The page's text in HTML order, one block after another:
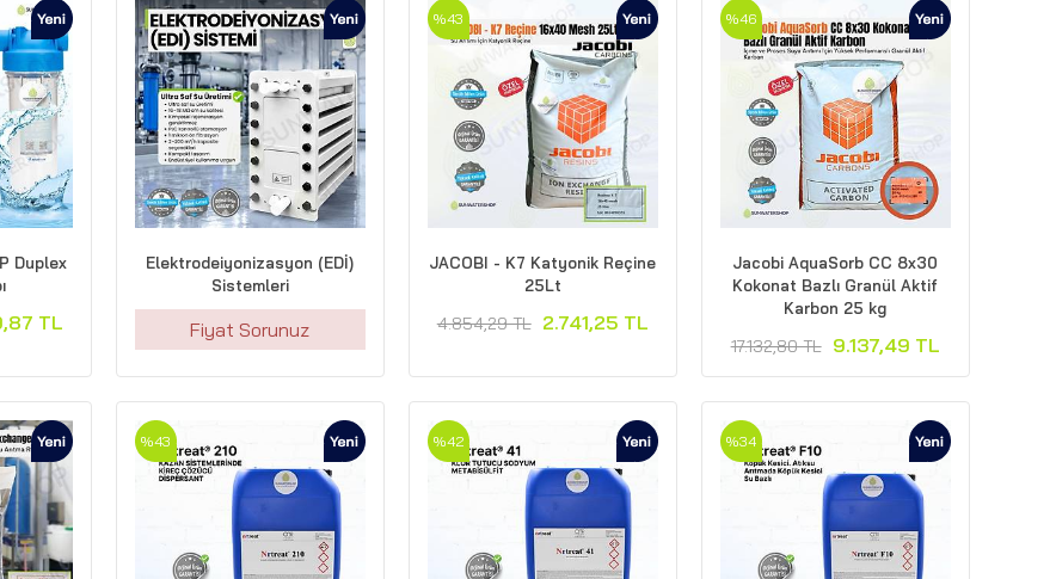
Duplex
TL
Elektrodeiyonizasyon (EDİ)
Sistemleri
Fiyat Sorunuz
JACOBI - K7 Katyonik Reçine
25Lt
4.854,29 TL 2.741,25 TL
%43
Jacobi AquaSorb CC 8x30
Kokonat Bazlı Granül Aktif
Karbon 25 kg
17.132,80 TL 9.137,49 TL
%46
%43 %42 %34